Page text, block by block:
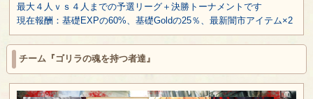
最大４人ｖｓ４人までの予選リーグ＋決勝トーナメントです
現在報酬：基礎EXPの60%、基礎Goldの25％、最新闇市アイテム×2
チーム『ゴリラの魂を持つ者達』